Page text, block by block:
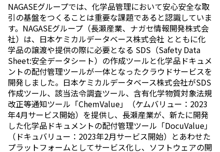
NAGASEグループでは、化学品管理において安心安全な取
引の基盤をつくることは重要な課題であると認識していま
す。NAGASEグループ（長瀬産業、ナガセ情報開発株式会
社）は、日本ケミカルデータベース株式会社 とともに化
学品の譲渡や提供の際に必要となる SDS（Safety Data
Sheet:安全データシート）の作成ツールと化学品ドキュメ
ントの配付管理ツールが一体となったクラウドサービスを
開発しました。日本ケミカルデータベース株式会社がSDS
作成ツール、該当法令調査ツール、含有化学物質対象法規
改正等通知ツール「ChemValue」（ケムバリュー：2023
年4月サービス開始）を提供し、長瀬産業が、新たに開発
した化学品ドキュメントの配付管理ツール「DocuValue」
（ドキュバリュー：2023年2月サービス開始）とあわせた
プラットフォームとしてサービス化し、ソフトウェアの開